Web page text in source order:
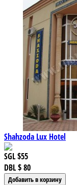
Shahzoda Lux Hotel
SGL$55
DBL$ 80